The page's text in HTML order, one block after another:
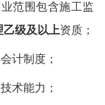
范围包含施工监
乙级及以上资质；
计制度 ；
术能力 ；